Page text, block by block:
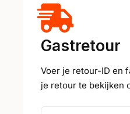
Gastretour
Voer je retour-ID en
je retour te bekijken